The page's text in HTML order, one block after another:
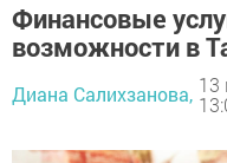
Финансовые
возможности в
Диана Салихзанова, 13